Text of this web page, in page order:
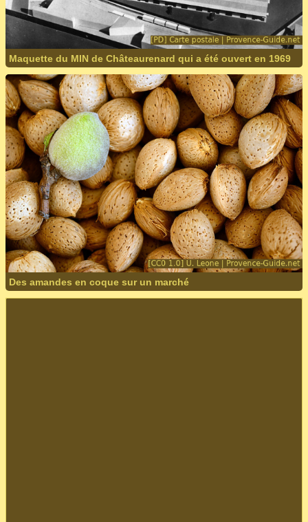
Maquette du MIN de Châteaurenard qui a été ouvert en 1969
Des amandes en coque sur un marché